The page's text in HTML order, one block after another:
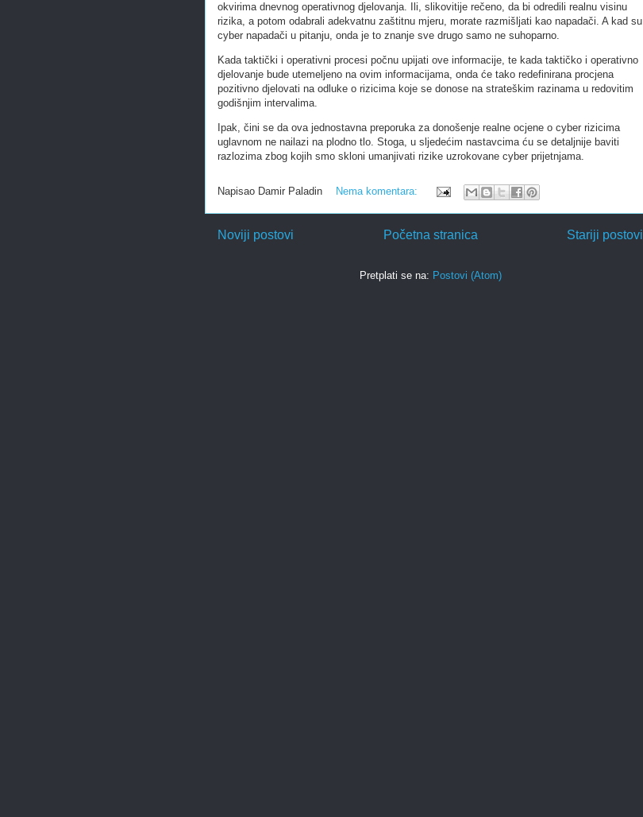
okvirima dnevnog operativnog djelovanja. Ili, slikovitije rečeno, da bi odredili realnu visinu
rizika, a potom odabrali adekvatnu zaštitnu mjeru, morate razmišljati kao napadači. A kad su
cyber napadači u pitanju, onda je to znanje sve drugo samo ne suhoparno.
Kada taktički i operativni procesi počnu upijati ove informacije, te kada taktičko i operativno
djelovanje bude utemeljeno na ovim informacijama, onda će tako redefinirana procjena
pozitivno djelovati na odluke o rizicima koje se donose na strateškim razinama u redovitim
godišnjim intervalima.
Ipak, čini se da ova jednostavna preporuka za donošenje realne ocjene o cyber rizicima
uglavnom ne nailazi na plodno tlo. Stoga, u sljedećim nastavcima ću se detaljnije baviti
razlozima zbog kojih smo skloni umanjivati rizike uzrokovane cyber prijetnjama.
Napisao Damir Paladin Nema komentara:
Noviji postovi Stariji postovi
Početna stranica
Pretplati se na: Postovi (Atom)